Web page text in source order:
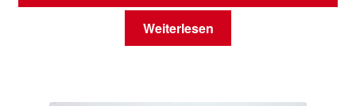
Weiterlesen